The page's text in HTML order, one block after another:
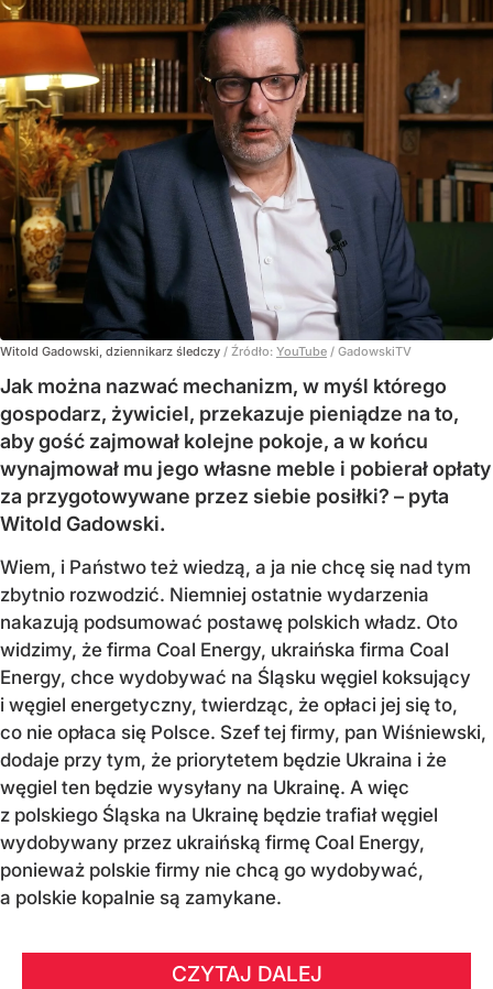
Witold Gadowski, dziennikarz śledczy / Źródło: YouTube / GadowskiTV
Jak można nazwać mechanizm, w myśl którego
gospodarz, żywiciel, przekazuje pieniądze na to,
aby gość zajmował kolejne pokoje, a w końcu
wynajmował mu jego własne meble i pobierał opłaty
za przygotowywane przez siebie posiłki? – pyta
Witold Gadowski.
Wiem, i Państwo też wiedzą, a ja nie chcę się nad tym
zbytnio rozwodzić. Niemniej ostatnie wydarzenia
nakazują podsumować postawę polskich władz. Oto
widzimy, że firma Coal Energy, ukraińska firma Coal
Energy, chce wydobywać na Śląsku węgiel koksujący
i węgiel energetyczny, twierdząc, że opłaci jej się to,
co nie opłaca się Polsce. Szef tej firmy, pan Wiśniewski,
dodaje przy tym, że priorytetem będzie Ukraina i że
węgiel ten będzie wysyłany na Ukrainę. A więc
z polskiego Śląska na Ukrainę będzie trafiał węgiel
wydobywany przez ukraińską firmę Coal Energy,
ponieważ polskie firmy nie chcą go wydobywać,
a polskie kopalnie są zamykane.
CZYTAJ DALEJ